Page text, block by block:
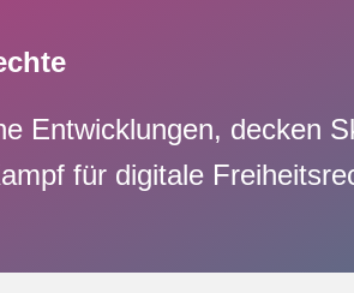
Entwicklungen, decken
für digitale